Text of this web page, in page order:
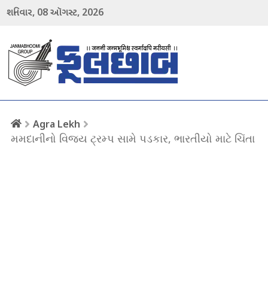
શનિવાર, 08ઑગસ્ટ, 2026
Agra Lekh
મમદાનીનો વિજય ટ્રમ્પ સામે પડકાર, ભારતીયો માટે ચિંતા